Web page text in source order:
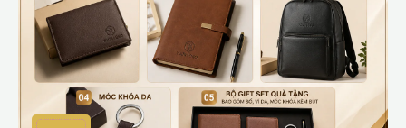
hoàn thiện tốt. Bài viết dưới đây sẽ so sánh chi tiết bình giữ
nhiệt TYESO và LocknLock, đồng thời phân tích các mã
bình phổ biến để giúp bạn dễ chọn sản phẩm phù hợp.